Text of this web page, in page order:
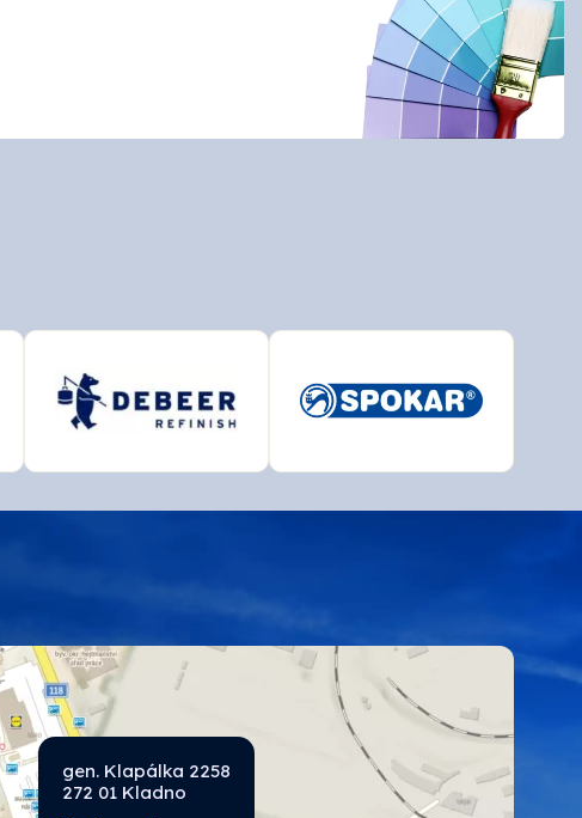
INCHROMA
Lučební závody
SPOKAR
Tikkurila průmysl
gen. Klapálka 2258
272 01 Kladno